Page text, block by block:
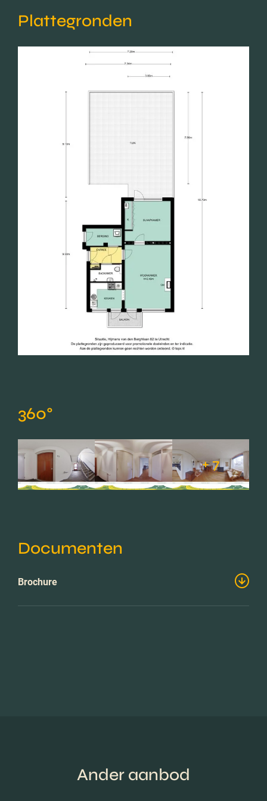
Plattegronden
360°
+ 7
Documenten
Brochure
Ander aanbod